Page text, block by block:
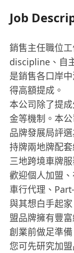
Job
銷售主任職位
discipline、自
是銷售各口岸
得高額提成。
本公司除了提
金等機制。本
品牌發展局評
持牌兩地牌配
三地跨境車牌
歡迎個人加盟
車行代理、
與其想白手起
盟品牌擁有豐
創業前做足準備
您可先研究加